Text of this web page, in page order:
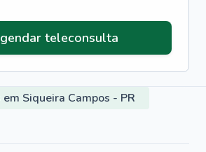
teleconsulta
Siqueira Campos - PR